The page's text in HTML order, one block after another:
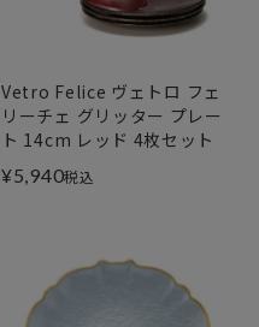
Vetro Felice ヴェトロ フェ
リーチェ グリッター プレー
ト 14cm レッド 4枚セット
¥5,940税込